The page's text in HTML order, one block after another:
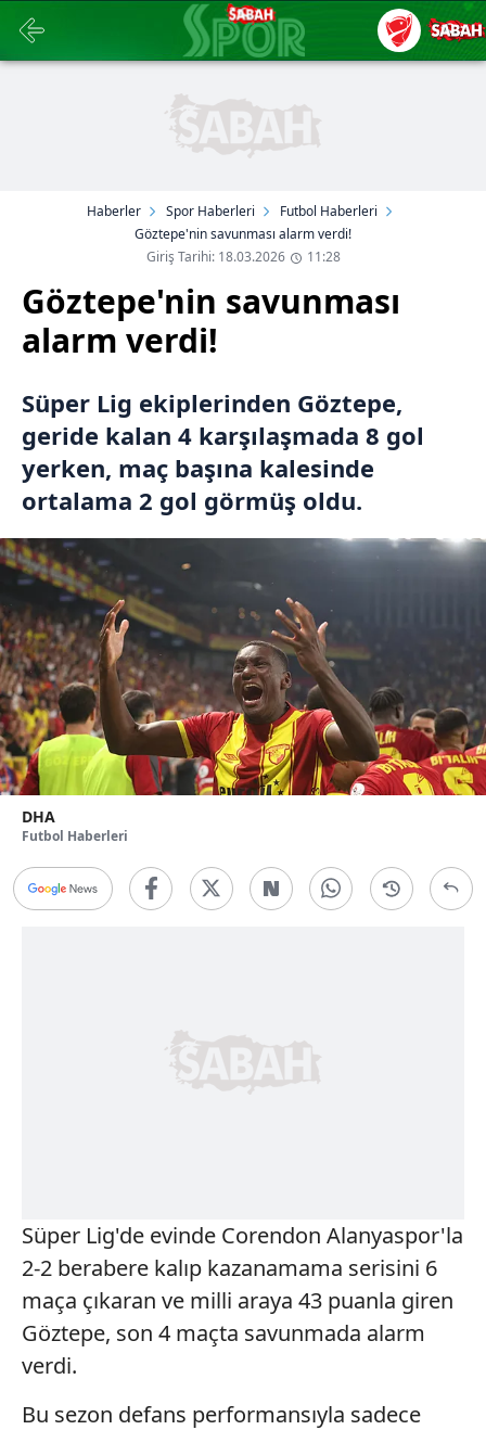
Haberler Spor Haberleri
Futbol Haberleri
Göztepe'nin savunması alarm verdi!
Giriş Tarihi: 18.03.2026
11:28
Göztepe'nin savunması
alarm verdi!
Süper Lig ekiplerinden Göztepe,
geride kalan 4 karşılaşmada 8 gol
yerken, maç başına kalesinde
ortalama 2 gol görmüş oldu.
DHA
Futbol Haberleri
Süper Lig'de evinde Corendon Alanyaspor'la
2-2 berabere kalıp kazanamama serisini 6
maça çıkaran ve milli araya 43 puanla giren
Göztepe, son 4 maçta savunmada alarm
verdi.
Bu sezon defans performansıyla sadece